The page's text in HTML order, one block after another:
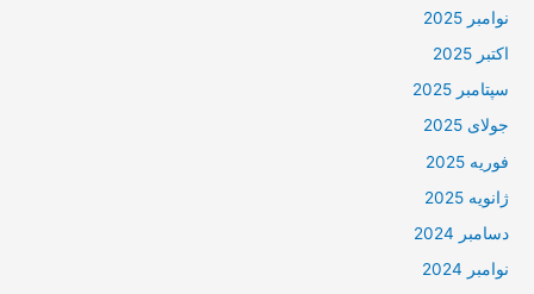
نوامبر 2025
اکتبر 2025
سپتامبر 2025
جولای 2025
فوریه 2025
ژانویه 2025
دسامبر 2024
نوامبر 2024